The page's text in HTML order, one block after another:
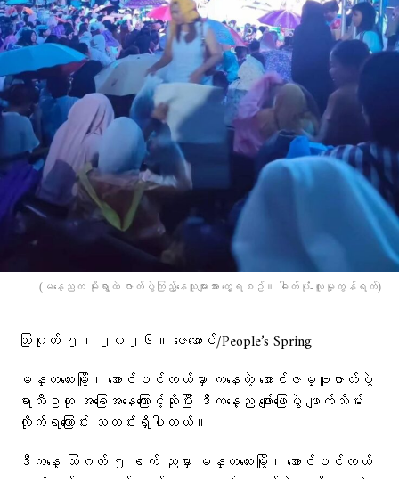
(မနေ့ညက မိုးရွာထဲ ဇာတ်ပွဲကြည့်နေသူများအား တွေ့ရစဥ်။ ဓါတ်ပုံံ-လူမှုကွန်ရက်)
သြဂုတ် ၅၊ ၂၀၂၆။ ဇေအောင်/People’s Spring
မန္တလေးမြို့၊ အောင်ပင်လယ်မှာ ကနေတဲ့ အောင်ဇမ္ဗူဇာတ်ပွဲ
ရာသီဥတု အခြေအနေကြောင့်ဆိုပြီး ဒီကနေ့ည ဖျော်ဖြေပွဲ ဖျက်သိမ်း
လိုက်ရကြောင်း သတင်းရှိပါတယ်။
ဒီကနေ့ သြဂုတ် ၅ ရက် ညမှာ မန္တလေးမြို့၊ အောင်ပင်လယ်